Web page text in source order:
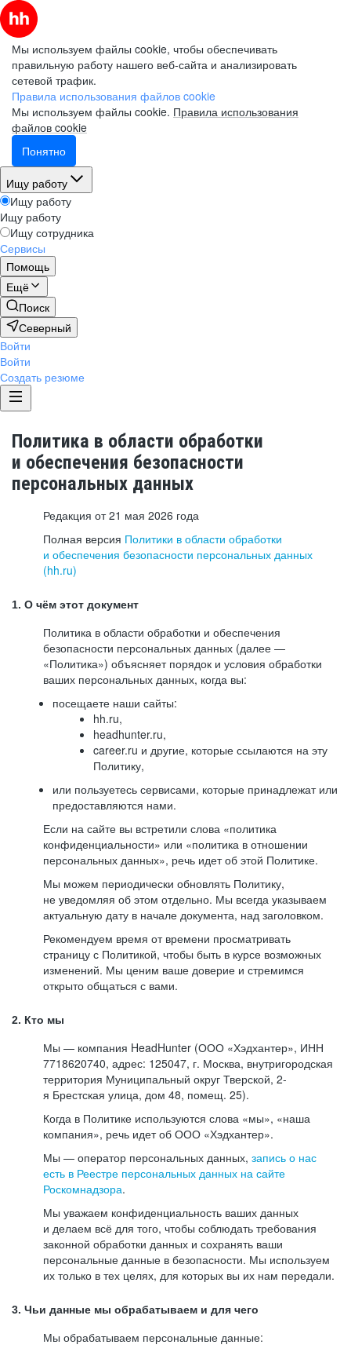
Мы используем файлы cookie, чтобы обеспечивать
правильную работу нашего веб-сайта и анализировать
сетевой трафик.
Правила использования файлов cookie
Мы используем файлы cookie. Правила использования
файлов cookie
Понятно
Ищу работу
Ищу работу
Ищу работу
Ищу сотрудника
Сервисы
Помощь
Ещё
Поиск
Северный
Войти
Войти
Создать резюме
Политика в области обработки
и обеспечения безопасности
персональных данных
Редакция от 21 мая 2026 года
Полная версия Политики в области обработки
и обеспечения безопасности персональных данных
(hh.ru)
1. О чём этот документ
Политика в области обработки и обеспечения
безопасности персональных данных (далее —
«Политика») объясняет порядок и условия обработки
ваших персональных данных, когда вы:
посещаете наши сайты:
hh.ru,
headhunter.ru,
career.ru и другие, которые ссылаются на эту
Политику,
или пользуетесь сервисами, которые принадлежат или
предоставляются нами.
Если на сайте вы встретили слова «политика
конфиденциальности» или «политика в отношении
персональных данных», речь идет об этой Политике.
Мы можем периодически обновлять Политику,
не уведомляя об этом отдельно. Мы всегда указываем
актуальную дату в начале документа, над заголовком.
Рекомендуем время от времени просматривать
страницу с Политикой, чтобы быть в курсе возможных
изменений. Мы ценим ваше доверие и стремимся
открыто общаться с вами.
2. Кто мы
Мы — компания HeadHunter (ООО «Хэдхантер», ИНН
7718620740, адрес: 125047, г. Москва, внутригородская
территория Муниципальный округ Тверской, 2-
я Брестская улица, дом 48, помещ. 25).
Когда в Политике используются слова «мы», «наша
компания», речь идет об ООО «Хэдхантер».
Мы — оператор персональных данных, запись о нас
есть в Реестре персональных данных на сайте
Роскомнадзора.
Мы уважаем конфиденциальность ваших данных
и делаем всё для того, чтобы соблюдать требования
законной обработки данных и сохранять ваши
персональные данные в безопасности. Мы используем
их только в тех целях, для которых вы их нам передали.
3. Чьи данные мы обрабатываем и для чего
Мы обрабатываем персональные данные: